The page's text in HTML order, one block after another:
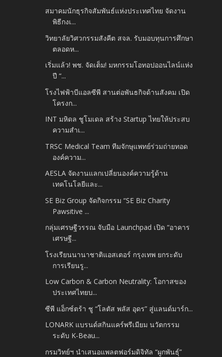
สมาคมนักธุรกิจสัมพันธ์แห่งประเทศไทย​ จัดงาน
พิธีกงเ...
วิทยาลัยวิศวกรรมสังคีต สจล. รับมอบทุนการศึกษา
ตลอดห...
เริ่มแล้ว! พช. จัดเต็ม! มหกรรมโอทอปออนไลน์แห่ง
ปี “...
โรงไฟฟ้าบีแอลซีพี สานต่อพันธกิจด้านสังคม เปิด
โครงก...
INT มหิดล ชูโมเดล สร้าง Startup ไทยให้ประสบ
ความสำเ...
TRSC Medical Team ทีมจักษุแพทย์ร่วมถ่ายทอด
องค์ความ...
AESLA จัดงานแลกเปลี่ยนองค์ความรู้ด้าน
เทคโนโลยีและ...
SE Biz Group จัดกิจกรรม “SE Biz Charity
Pawsitive ...
กลุ่มเศรษฐีวรรณ จับมือ Launchpad เปิด “อาคาร
เศรษฐี...
โรงเรียนนานาชาติแอสเตอร์ กรุงเทพ ยกระดับ
การเรียนรู...
Low Carbon & Carbon Neutrality: โอกาสของ
ประเทศไทยบ...
ซีพี แอ็กซ์ตร้า ชู “โลตัส พลัส อุดร” สู่แลนด์มาร์ก...
LONARK แบรนด์สกินแคร์พรีเมียม นวัตกรรม
ระดับ K-Beau...
กรมวิทย์ฯ นำเสนอแพลตฟอร์มดิจิทัล “ผูกพันธุ์”